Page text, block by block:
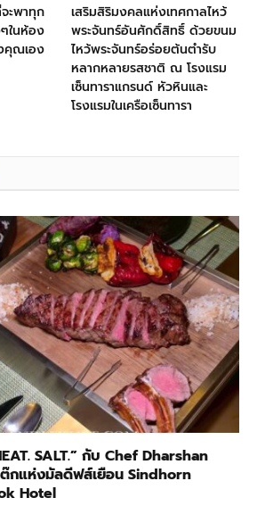
ะพาทุก
ในห้อง
คุณเอง
เสริมสิริมงคลแห่งเทศกาลไหว้
พระจันทร์อันศักดิ์สิทธิ์ ด้วยขนม
ไหว้พระจันทร์อร่อยต้นตำรับ
หลากหลายรสชาติ ณ โรงแรม
เซ็นทาราแกรนด์ หัวหินและ
โรงแรมในเครือเซ็นทารา
SALT.” กับ Chef Dharshan
กแห่งมัลดีฟส์เยือน Sindhorn
Hotel